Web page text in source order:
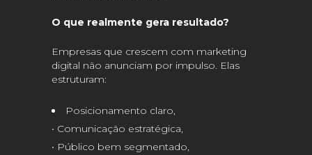
O que realmente gera resultado?
Empresas que crescem com marketing
digital não anunciam por impulso. Elas
estruturam:
Posicionamento claro,
• Comunicação estratégica,
• Público bem segmentado,